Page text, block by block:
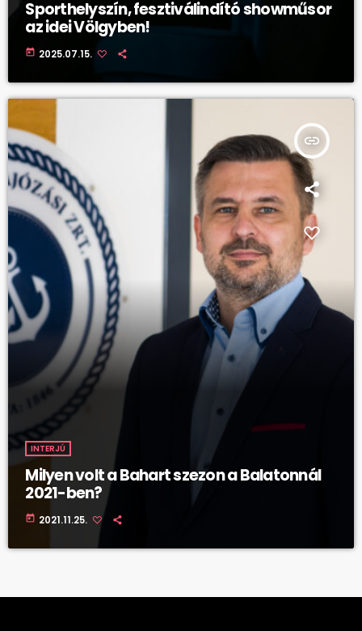
Sporthelyszín, fesztiválindító showműsor
az idei Völgyben!
today 2025.07.15.
insert_link
INTERJÚ
Milyen volt a Bahart szezon a Balatonnál
2021-ben?
today 2021.11.25.